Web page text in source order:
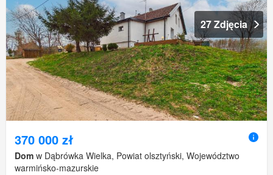
27 Zdjęcia
370 000 zł
Dom w Dąbrówka Wielka, Powiat olsztyński, Województwo
warmińsko-mazurskie